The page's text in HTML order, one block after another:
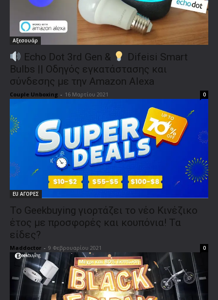
Αξεσουάρ
Echo Dot 3rd Gen &
Difeisi Smart
Bulbs || Οδηγός εγκατάστασης και
σύνδεσης με την Amazon Alexa
Couple Unboxing - 16 Μαρτίου 2021 0
EU ΑΓΟΡΕΣ
Το Geekbuying γιορτάζει το νέο Κινέζικο
έτος με προσφορές και κουπόνια! Τα
είδες?
Maddoctor - 9 Φεβρουαρίου 2021 0